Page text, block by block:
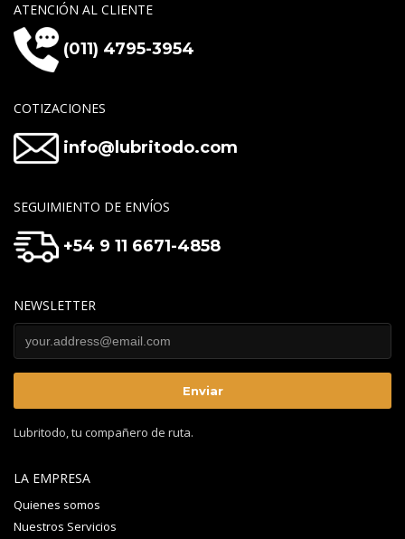
ATENCIÓN AL CLIENTE
(011) 4795-3954
COTIZACIONES
info@lubritodo.com
SEGUIMIENTO DE ENVÍOS
+54 9 11 6671-4858
NEWSLETTER
Lubritodo, tu compañero de ruta.
LA EMPRESA
Quienes somos
Nuestros Servicios